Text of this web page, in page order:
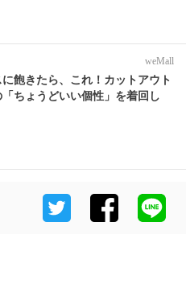
weMall
飽きたら、これ！カットアウト
「ちょうどいい個性」を着回し